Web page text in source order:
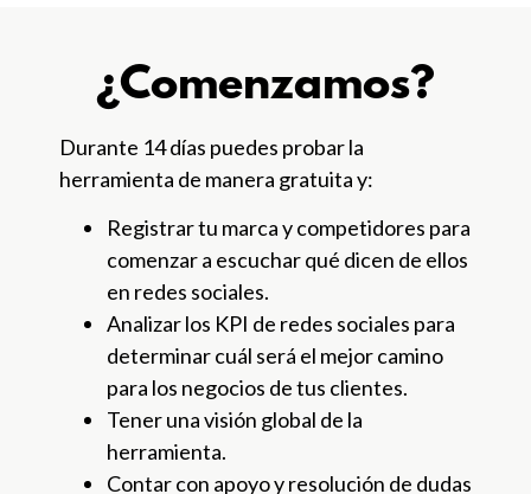
¿Comenzamos?
Durante 14 días puedes probar la
herramienta de manera gratuita y:
Registrar tu marca y competidores para
comenzar a escuchar qué dicen de ellos
en redes sociales.
Analizar los KPI de redes sociales para
determinar cuál será el mejor camino
para los negocios de tus clientes.
Tener una visión global de la
herramienta.
Contar con apoyo y resolución de dudas